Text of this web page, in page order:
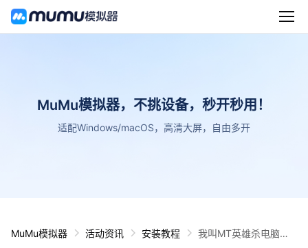
MuMu模拟器，不挑设备，秒开秒用！
适配Windows/macOS，高清大屏，自由多开
MuMu模拟器 活动资讯 安装教程
我叫MT英雄杀电脑版